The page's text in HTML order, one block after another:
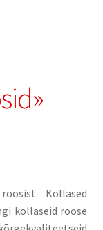
Kollased
kollaseid roose